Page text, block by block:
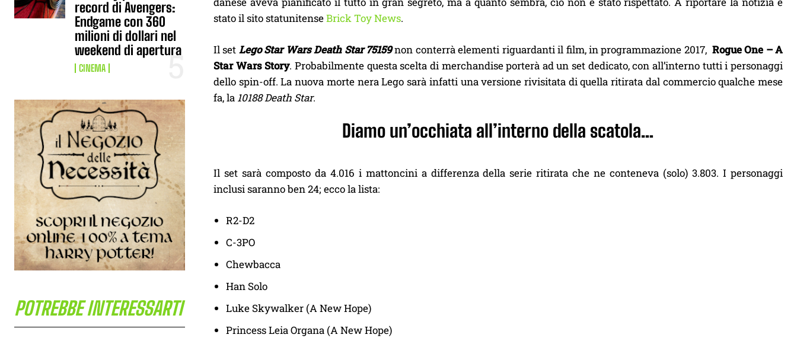
record di Avengers:
Endgame con 360
milioni di dollari nel
weekend di apertura
CINEMA
POTREBBE INTERESSARTI
stato il sito statunitenseBrick Toy News.
Il set Lego Star Wars Death Star 75159non conterrà elementi riguardanti il film, in programmazione 2017, Rogue One – A
Star Wars Story. Probabilmente questa scelta di merchandise porterà ad un set dedicato, con all’interno tutti i personaggi
dello spin-off. La nuova morte nera Lego sarà infatti una versione rivisitata di quella ritirata dal commercio qualche mese
fa, la 10188 Death Star.
Diamo un’occhiata all’interno della scatola…
Il set sarà composto da 4.016 i mattoncini a differenza della serie ritirata che ne conteneva (solo) 3.803. I personaggi
inclusi saranno ben 24; ecco la lista:
R2-D2
C-3PO
Chewbacca
Han Solo
Luke Skywalker (A New Hope)
Princess Leia Organa (A New Hope)